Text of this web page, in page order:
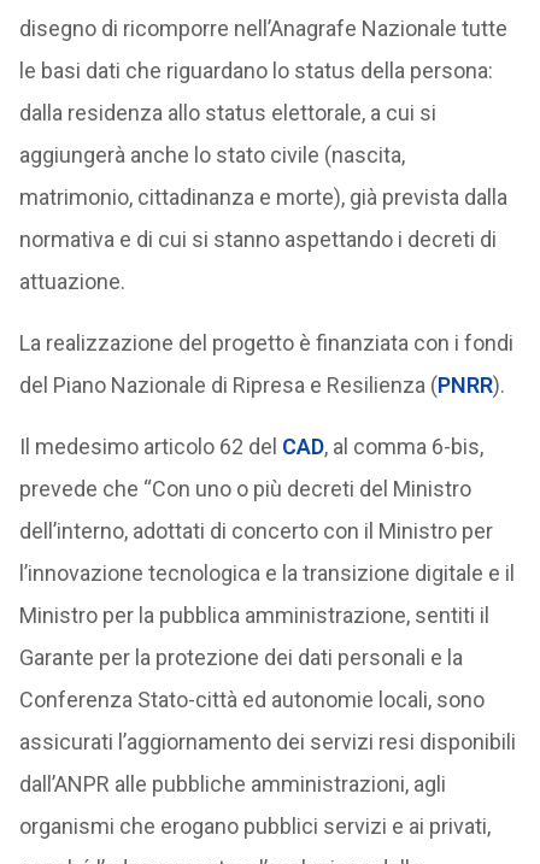
disegno di ricomporre nell’Anagrafe Nazionale tutte
le basi dati che riguardano lo status della persona:
dalla residenza allo status elettorale, a cui si
aggiungerà anche lo stato civile (nascita,
matrimonio, cittadinanza e morte), già prevista dalla
normativa e di cui si stanno aspettando i decreti di
attuazione.
La realizzazione del progetto è finanziata con i fondi
del Piano Nazionale di Ripresa e Resilienza (PNRR).
Il medesimo articolo 62 del CAD, al comma 6-bis,
prevede che “Con uno o più decreti del Ministro
dell’interno, adottati di concerto con il Ministro per
l’innovazione tecnologica e la transizione digitale e il
Ministro per la pubblica amministrazione, sentiti il
Garante per la protezione dei dati personali e la
Conferenza Stato-città ed autonomie locali, sono
assicurati l’aggiornamento dei servizi resi disponibili
dall’ANPR alle pubbliche amministrazioni, agli
organismi che erogano pubblici servizi e ai privati,